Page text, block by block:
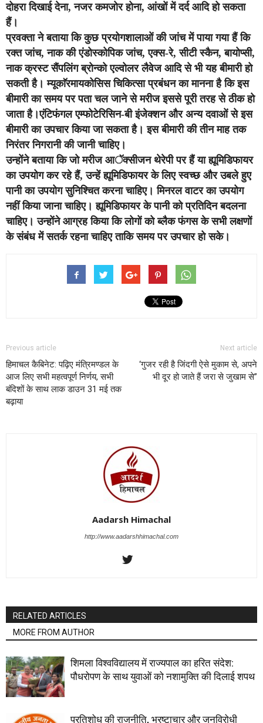
दोहरा दिखाई देना, नजर कमजोर होना, आंखों में दर्द आदि हो सकता
हैं।
प्रवक्ता ने बताया कि कुछ प्रयोगशालाओं की जांच में पाया गया हैं कि
रक्त जांच, नाक की एंडोस्कोपिक जांच, एक्स-रे, सीटी स्कैन, बायोप्सी,
नाक क्रस्ट सैंपलिंग ब्रोन्को एल्वोलर लैवेज आदि से भी यह बीमारी हो
सकती है। म्यूकाॅरमायकोसिस चिकित्सा प्रबंधन का मानना है कि इस
बीमारी का समय पर पता चल जाने से मरीज इससे पूरी तरह से ठीक हो
जाता है।एंटिफंगल एम्फोटेरिसिन-बी इंजेक्शन और अन्य दवाओं से इस
बीमारी का उपचार किया जा सकता है। इस बीमारी की तीन माह तक
निरंतर निगरानी की जानी चाहिए।
उन्होंने बताया कि जो मरीज आॅक्सीजन थेरेपी पर हैं या ह्यूमिडिफायर
का उपयोग कर रहे हैं, उन्हें ह्यूमिडिफायर के लिए स्वच्छ और उबले हुए
पानी का उपयोग सुनिश्चित करना चाहिए। मिनरल वाटर का उपयोग
नहीं किया जाना चाहिए। ह्यूमिडिफायर के पानी को प्रतिदिन बदलना
चाहिए। उन्होंने आग्रह किया कि लोगों को ब्लैक फंगस के सभी लक्षणों
के संबंध में सतर्क रहना चाहिए ताकि समय पर उपचार हो सके।
Previous article
हिमाचल कैबिनेट: पढ़िए मंत्रिमण्डल के
आज लिए सभी महत्वपूर्ण निर्णय, सभी
बंदिशों के साथ लाक डाउन 31 मई तक
बढ़ाया
Next article
‘गुजर रही है जिंदगी ऐसे मुकाम से, अपने
भी दूर हो जाते हैं जरा से जुखाम से”
Aadarsh Himachal
http://www.aadarshhimachal.com
RELATED ARTICLES
MORE FROM AUTHOR
शिमला विश्वविद्यालय में राज्यपाल का हरित संदेश:
पौधरोपण के साथ युवाओं को नशामुक्ति की दिलाई शपथ
प्रतिशोध की राजनीति, भ्रष्टाचार और जनविरोधी